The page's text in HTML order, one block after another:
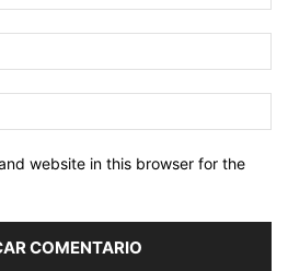
website in this browser for the